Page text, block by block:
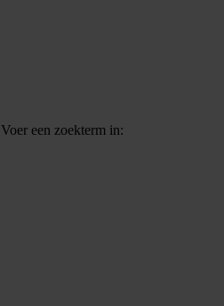
Voer een zoekterm in: